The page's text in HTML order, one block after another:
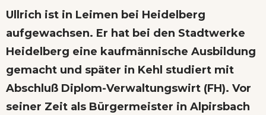
Ullrich ist in Leimen bei Heidelberg
aufgewachsen. Er hat bei den Stadtwerke
Heidelberg eine kaufmännische Ausbildung
gemacht und später in Kehl studiert mit
Abschluß Diplom-Verwaltungswirt (FH). Vor
seiner Zeit als Bürgermeister in Alpirsbach